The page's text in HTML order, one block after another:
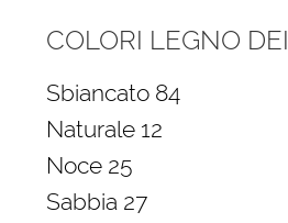
COLORI LEGNO
Sbiancato 84
Naturale 12
Noce 25
Sabbia 27